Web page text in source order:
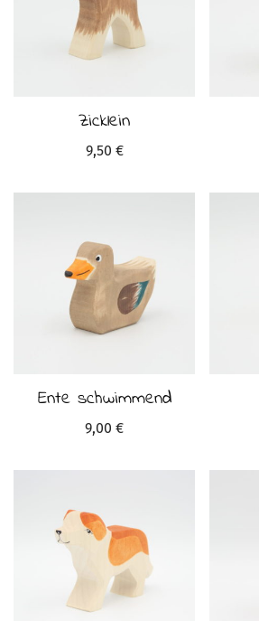
Zicklein
9,50 €
Ente schwimmend
9,00 €